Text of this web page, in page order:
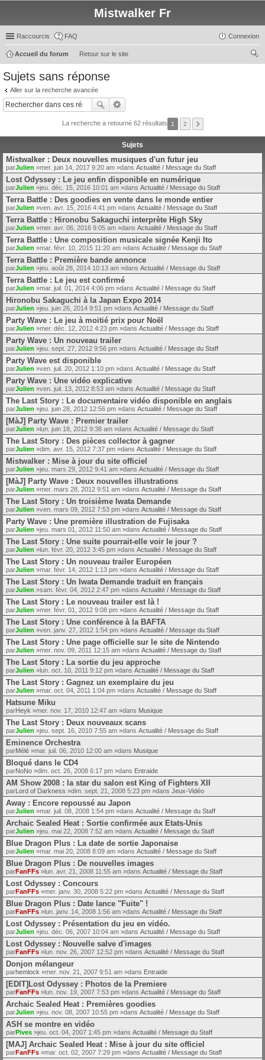
Mistwalker Fr
Raccourcis FAQ Connexion
Retour sur le site
Accueil du forum
Sujets sans réponse
Aller sur la recherche avancée
La recherche a retourné 62 résultats 1 2
Sujets
Mistwalker : Deux nouvelles musiques d'un futur jeu
parJulien »mer. juin 14, 2017 9:20 am »dans Actualité / Message du Staff
Lost Odyssey : Le jeu enfin disponible en numérique
parJulien »jeu. déc. 15, 2016 10:01 am »dans Actualité / Message du Staff
Terra Battle : Des goodies en vente dans le monde entier
parJulien »ven. avr. 15, 2016 4:41 pm »dans Actualité / Message du Staff
Terra Battle : Hironobu Sakaguchi interprète High Sky
parJulien »mer. avr. 06, 2016 9:05 am »dans Actualité / Message du Staff
Terra Battle : Une composition musicale signée Kenji Ito
parJulien »mar. févr. 10, 2015 11:20 am »dans Actualité / Message du Staff
Terra Battle : Première bande annonce
parJulien »jeu. août 28, 2014 10:13 am »dans Actualité / Message du Staff
Terra Battle : Le jeu est confirmé
parJulien »mar. juil. 01, 2014 4:06 pm »dans Actualité / Message du Staff
Hironobu Sakaguchi à la Japan Expo 2014
parJulien »jeu. juin 26, 2014 9:51 pm »dans Actualité / Message du Staff
Party Wave : Le jeu à moitié prix pour Noël
parJulien »mer. déc. 12, 2012 4:23 pm »dans Actualité / Message du Staff
Party Wave : Un nouveau trailer
parJulien »jeu. sept. 27, 2012 9:56 pm »dans Actualité / Message du Staff
Party Wave est disponible
parJulien »ven. juil. 20, 2012 1:10 pm »dans Actualité / Message du Staff
Party Wave : Une vidéo explicative
parJulien »ven. juil. 13, 2012 8:53 am »dans Actualité / Message du Staff
The Last Story : Le documentaire vidéo disponible en anglais
parJulien »jeu. juin 28, 2012 12:56 pm »dans Actualité / Message du Staff
[MàJ] Party Wave : Premier trailer
parJulien »lun. juin 18, 2012 9:38 am »dans Actualité / Message du Staff
The Last Story : Des pièces collector à gagner
parJulien »dim. avr. 15, 2012 7:37 pm »dans Actualité / Message du Staff
Mistwalker : Mise à jour du site officiel
parJulien »jeu. mars 29, 2012 9:41 am »dans Actualité / Message du Staff
[MàJ] Party Wave : Deux nouvelles illustrations
parJulien »mer. mars 28, 2012 9:51 am »dans Actualité / Message du Staff
The Last Story : Un troisième Iwata Demande
parJulien »ven. mars 09, 2012 7:53 pm »dans Actualité / Message du Staff
Party Wave : Une première illustration de Fujisaka
parJulien »jeu. mars 01, 2012 11:50 am »dans Actualité / Message du Staff
The Last Story : Une suite pourrait-elle voir le jour ?
parJulien »lun. févr. 20, 2012 3:45 pm »dans Actualité / Message du Staff
The Last Story : Un nouveau trailer Européen
parJulien »mar. févr. 14, 2012 1:13 pm »dans Actualité / Message du Staff
The Last Story : Un Iwata Demande traduit en français
parJulien »sam. févr. 04, 2012 2:47 pm »dans Actualité / Message du Staff
The Last Story : Le nouveau trailer est là !
parJulien »mer. févr. 01, 2012 9:08 pm »dans Actualité / Message du Staff
The Last Story : Une conférence à la BAFTA
parJulien »ven. janv. 27, 2012 1:54 pm »dans Actualité / Message du Staff
The Last Story : Une page officielle sur le site de Nintendo
parJulien »mer. nov. 09, 2011 12:15 am »dans Actualité / Message du Staff
The Last Story : La sortie du jeu approche
parJulien »lun. oct. 10, 2011 9:12 pm »dans Actualité / Message du Staff
The Last Story : Gagnez un exemplaire du jeu
parJulien »mar. oct. 04, 2011 1:04 pm »dans Actualité / Message du Staff
Hatsune Miku
parHeyk »mer. nov. 17, 2010 12:47 am »dans Musique
The Last Story : Deux nouveaux scans
parJulien »jeu. sept. 16, 2010 7:55 am »dans Actualité / Message du Staff
Eminence Orchestra
parMélé »mar. juil. 06, 2010 12:00 am »dans Musique
Bloqué dans le CD4
parNoNo »dim. oct. 26, 2008 6:17 pm »dans Entraide
AM Show 2008 : la star du salon est King of Fighters XII
parLord of Darkness »dim. sept. 21, 2008 5:23 pm »dans Jeux-Vidéo
Away : Encore repoussé au Japon
parJulien »mar. juil. 08, 2008 1:54 pm »dans Actualité / Message du Staff
Archaic Sealed Heat : Sortie confirmée aux Etats-Unis
parJulien »jeu. mai 22, 2008 7:52 am »dans Actualité / Message du Staff
Blue Dragon Plus : La date de sortie Japonaise
parJulien »mar. mai 20, 2008 8:09 am »dans Actualité / Message du Staff
Blue Dragon Plus : De nouvelles images
parFanFFs »lun. avr. 21, 2008 11:55 am »dans Actualité / Message du Staff
Lost Odyssey : Concours
parFanFFs »mer. janv. 30, 2008 5:22 pm »dans Actualité / Message du Staff
Blue Dragon Plus : Date lance "Fuite" !
parFanFFs »lun. janv. 14, 2008 1:56 am »dans Actualité / Message du Staff
Lost Odyssey : Présentation du jeu en vidéo.
parJulien »jeu. déc. 06, 2007 10:04 am »dans Actualité / Message du Staff
Lost Odyssey : Nouvelle salve d'images
parFanFFs »lun. nov. 26, 2007 12:52 pm »dans Actualité / Message du Staff
Donjon mélangeur
parhemlock »mer. nov. 21, 2007 9:51 am »dans Entraide
[EDIT]Lost Odyssey : Photos de la Premiere
parFanFFs »lun. nov. 19, 2007 7:53 pm »dans Actualité / Message du Staff
Archaic Sealed Heat : Premières goodies
parJulien »jeu. nov. 08, 2007 10:55 pm »dans Actualité / Message du Staff
ASH se montre en vidéo
parPives »jeu. oct. 04, 2007 1:45 pm »dans Actualité / Message du Staff
[MAJ] Archaic Sealed Heat : Mise à jour du site officiel
parFanFFs »mar. oct. 02, 2007 7:29 pm »dans Actualité / Message du Staff